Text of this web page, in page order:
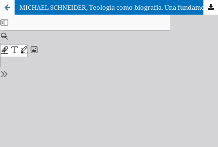
MICHAEL SCHNEIDER, Teología como biografía. Una fundamentación dogmática